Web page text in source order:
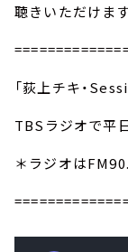
聴きいただけます
「荻上チキ・
TBSラジオで平
＊ラジオは